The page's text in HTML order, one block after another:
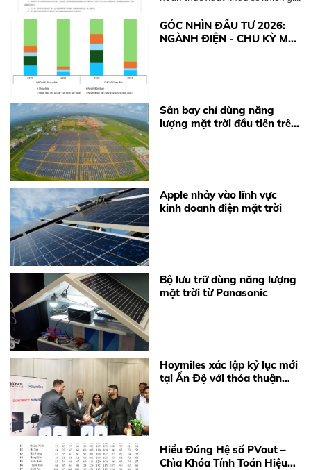
trữ (BESS) tăng từ 10-15%. Xem
ngay khuyến nghị từ BKE Solar.
GÓC NHÌN ĐẦU TƯ 2026:
NGÀNH ĐIỆN - CHU KỲ MỚI
Sân bay chỉ dùng năng
lượng mặt trời đầu tiên trên
Apple nhảy vào lĩnh vực
kinh doanh điện mặt trời
Bộ lưu trữ dùng năng lượng
mặt trời từ Panasonic
Hoymiles xác lập kỷ lục mới
tại Ấn Độ với thỏa thuận
Hiểu Đúng Hệ số PVout –
Chìa Khóa Tính Toán Hiệu